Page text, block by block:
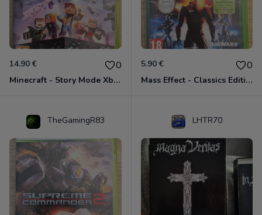
14.90 € 0
Minecraft - Story Mode Xbox 360
5.90 € 0
Mass Effect - Classics Edition Xbox 360
TheGamingR83 LHTR70